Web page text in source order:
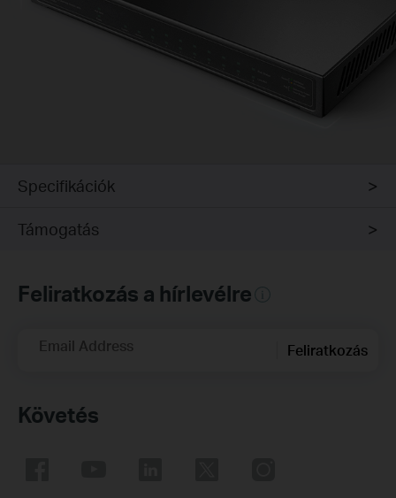
Specifikációk
Támogatás
Feliratkozás a hírlevélre
Email Address Feliratkozás
Követés